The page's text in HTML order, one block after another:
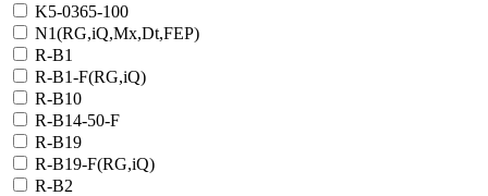
K5-0365-100
N1(RG,iQ,Mx,Dt,FEP)
R-B1
R-B1-F(RG,iQ)
R-B10
R-B14-50-F
R-B19
R-B19-F(RG,iQ)
R-B2